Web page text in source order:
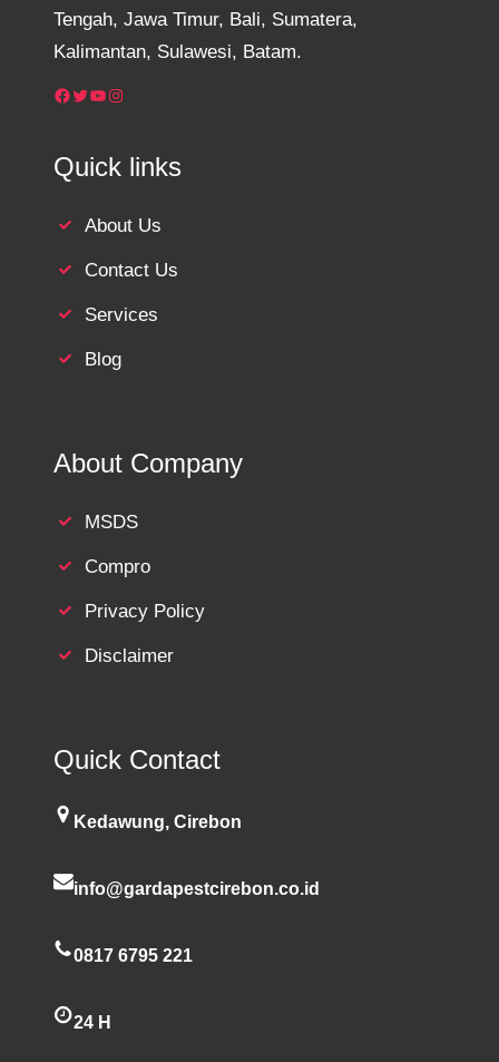
Tengah, Jawa Timur, Bali, Sumatera,
Kalimantan, Sulawesi, Batam.
Facebook Twitter YouTube Instagram
Quick links
About Us
Contact Us
Services
Blog
About Company
MSDS
Compro
Privacy Policy
Disclaimer
Quick Contact
Kedawung, Cirebon
info@gardapestcirebon.co.id
0817 6795 221
24 H